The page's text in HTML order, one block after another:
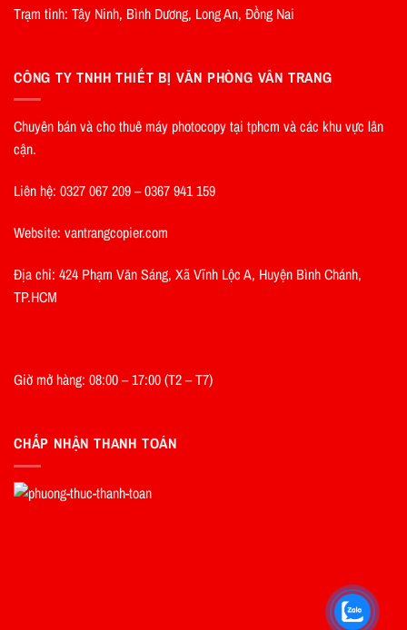
Trạm tỉnh: Tây Ninh, Bình Dương, Long An, Đồng Nai
CÔNG TY TNHH THIẾT BỊ VĂN PHÒNG VÂN TRANG
Chuyên bán và cho thuê máy photocopy tại tphcm và các khu vực lân
cận.
Liên hệ: 0327 067 209 – 0367 941 159
Website: vantrangcopier.com
Địa chỉ: 424 Phạm Văn Sáng, Xã Vĩnh Lộc A, Huyện Bình Chánh,
TP.HCM
Giờ mở hàng: 08:00 – 17:00 (T2 – T7)
CHẤP NHẬN THANH TOÁN